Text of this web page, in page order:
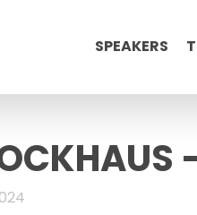
SPEAKERS